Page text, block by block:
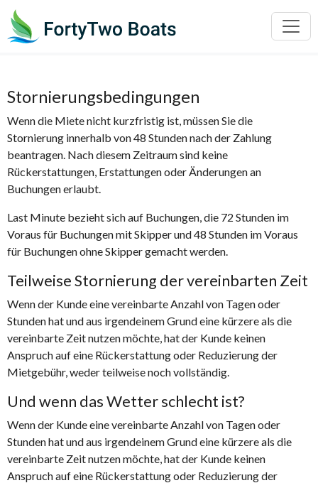
Stornierungsbedingungen
Wenn die Miete nicht kurzfristig ist, müssen Sie die
Stornierung innerhalb von 48 Stunden nach der Zahlung
beantragen. Nach diesem Zeitraum sind keine
Rückerstattungen, Erstattungen oder Änderungen an
Buchungen erlaubt.
Last Minute bezieht sich auf Buchungen, die 72 Stunden im
Voraus für Buchungen mit Skipper und 48 Stunden im Voraus
für Buchungen ohne Skipper gemacht werden.
Teilweise Stornierung der vereinbarten Zeit
Wenn der Kunde eine vereinbarte Anzahl von Tagen oder
Stunden hat und aus irgendeinem Grund eine kürzere als die
vereinbarte Zeit nutzen möchte, hat der Kunde keinen
Anspruch auf eine Rückerstattung oder Reduzierung der
Mietgebühr, weder teilweise noch vollständig.
Und wenn das Wetter schlecht ist?
Wenn der Kunde eine vereinbarte Anzahl von Tagen oder
Stunden hat und aus irgendeinem Grund eine kürzere als die
vereinbarte Zeit nutzen möchte, hat der Kunde keinen
Anspruch auf eine Rückerstattung oder Reduzierung der